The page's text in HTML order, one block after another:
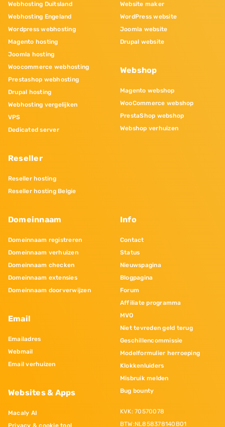
Webhosting Duitsland
Webhosting Engeland
Wordpress webhosting
Magento hosting
Joomla hosting
Woocommerce webhosting
Prestashop webhosting
Drupal hosting
Webhosting vergelijken
VPS
Dedicated server
Reseller
Reseller hosting
Reseller hosting Belgie
Website maker
WordPress website
Joomla website
Drupal website
Webshop
Magento webshop
WooCommerce webshop
PrestaShop webshop
Webshop verhuizen
Domeinnaam
Domeinnaam registreren
Domeinnaam verhuizen
Domeinnaam checken
Domeinnaam extensies
Domeinnaam doorverwijzen
Email
Emailadres
Webmail
Email verhuizen
Websites & Apps
Macaly AI
Info
Contact
Status
Nieuwspagina
Blogpagina
Forum
Affiliate programma
MVO
Niet tevreden geld terug
Geschillencommissie
Modelformulier herroeping
Klokkenluiders
Misbruik melden
Bug bounty
KVK: 70570078
BTW:NL858378140B01